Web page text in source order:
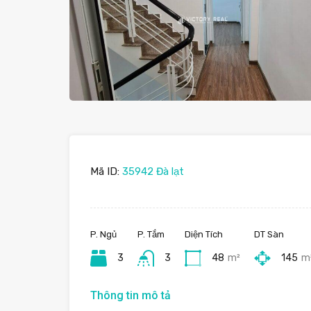
Mã ID: 35942 Đà lạt
P. Ngủ
3
P. Tắm
3
Diện Tích
48 m²
DT Sàn
145
Thông tin mô tả